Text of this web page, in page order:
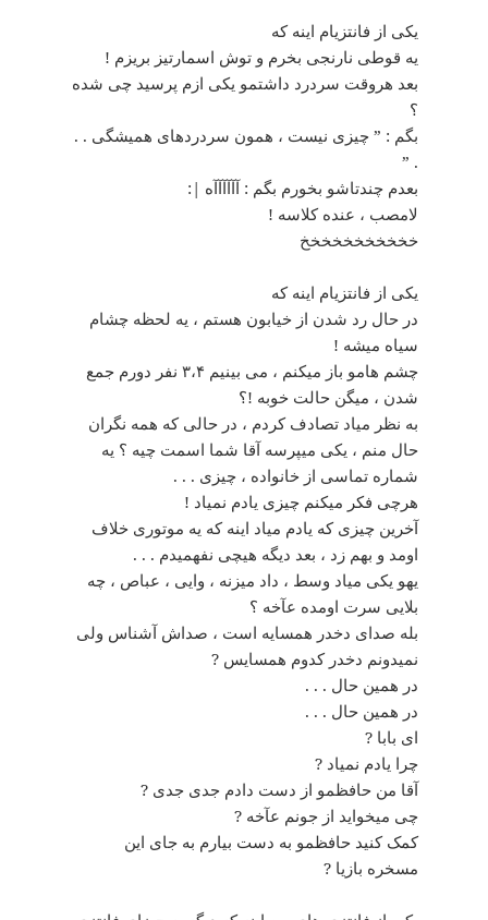
ﯾﮑﯽ ﺍﺯ ﻓﺎﻧﺘﺰﯾﺎﻡ ﺍﯾﻨﻪ ﮐﻪ
ﯾﻪ ﻗﻮﻃﯽ ﻧﺎﺭﻧﺠﯽ ﺑﺨﺮﻡ ﻭ ﺗﻮﺵ ﺍﺳﻤﺎﺭﺗﯿﺰ ﺑﺮﯾﺰﻡ !
ﺑﻌﺪ ﻫﺮﻭﻗﺖ ﺳﺮﺩﺭﺩ ﺩﺍﺷﺘﻤﻮ ﯾﮑﯽ ﺍﺯﻡ ﭘﺮﺳﯿﺪ ﭼﯽ ﺷﺪﻩ
؟
ﺑﮕﻢ : ” ﭼﯿﺰﯼ ﻧﯿﺴﺖ ، ﻫﻤﻮﻥ ﺳﺮﺩﺭﺩﻫﺎﯼ ﻫﻤﯿﺸﮕﯽ . .
. ”
ﺑﻌﺪﻡ ﭼﻨﺪﺗﺎﺷﻮ ﺑﺨﻮﺭﻡ ﺑﮕﻢ : ﺁﺁﺁﺁﺁﺁﻩ |:
ﻻﻣﺼﺐ ، ﻋﻨﺪﻩ ﮐﻼﺳﻪ !
خخخخخخخخخخخ
یکی از فانتزیام اینه که
در حال رد شدن از خیابون هستم ، یه لحظه چشام
سیاه میشه !
چشم هامو باز میکنم ، می بینیم ۳،۴ نفر دورم جمع
شدن ، میگن حالت خوبه !؟
به نظر میاد تصادف کردم ، در حالی که همه نگران
حال منم ، یکی میپرسه آقا شما اسمت چیه ؟ یه
شماره تماسی از خانواده ، چیزی . . .
هرچی فکر میکنم چیزی یادم نمیاد !
آخرین چیزی که یادم میاد اینه که یه موتوری خلاف
اومد و بهم زد ، بعد دیگه هیچی نفهمیدم . . .
یهو یکی میاد وسط ، داد میزنه ، وایی ، عباص ، چه
بلایی سرت اومده عآخه ؟
بله صدای دخدر همسایه است ، صداش آشناس ولی
نمیدونم دخدر کدوم همسایس ?
در همین حال . . .
در همین حال . . .
ای بابا ?
چرا یادم نمیاد ?
آقا من حافظمو از دست دادم جدی جدی ?
چی میخواید از جونم عآخه ?
کمک کنید حافظمو به دست بیارم به جای این
مسخره بازیا ?